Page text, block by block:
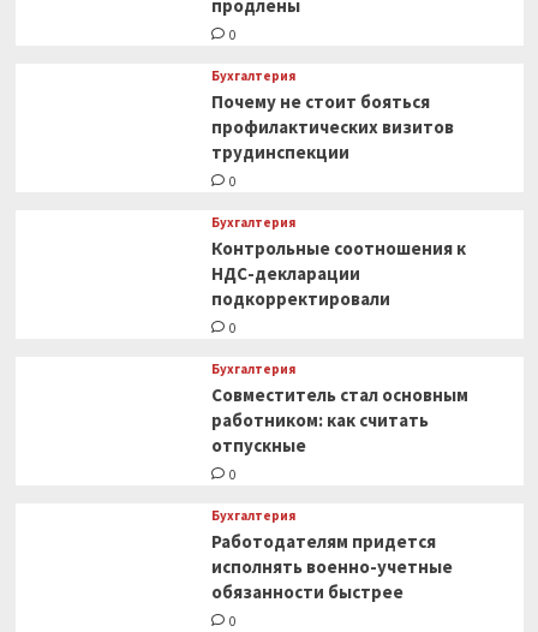
продлены
0
Бухгалтерия
Почему не стоит бояться
профилактических визитов
трудинспекции
0
Бухгалтерия
Контрольные соотношения к
НДС-декларации
подкорректировали
0
Бухгалтерия
Совместитель стал основным
работником: как считать
отпускные
0
Бухгалтерия
Работодателям придется
исполнять военно-учетные
обязанности быстрее
0